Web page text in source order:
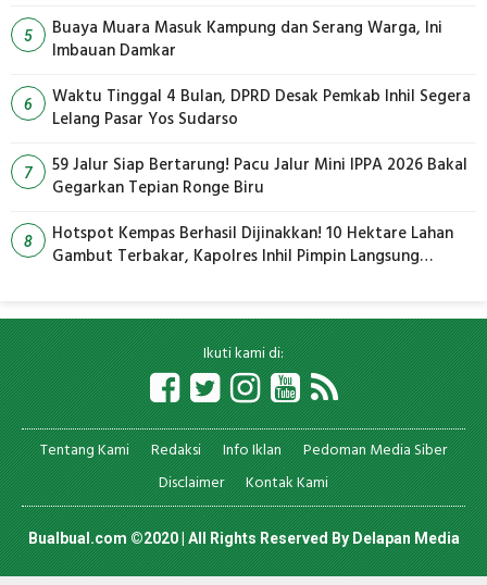
5
Buaya Muara Masuk Kampung dan Serang Warga, Ini
Imbauan Damkar
6
Waktu Tinggal 4 Bulan, DPRD Desak Pemkab Inhil Segera
Lelang Pasar Yos Sudarso
7
59 Jalur Siap Bertarung! Pacu Jalur Mini IPPA 2026 Bakal
Gegarkan Tepian Ronge Biru
8
Hotspot Kempas Berhasil Dijinakkan! 10 Hektare Lahan
Gambut Terbakar, Kapolres Inhil Pimpin Langsung
Ikuti kami di:
Tentang Kami Redaksi Info Iklan
Pedoman Media Siber
Disclaimer
Kontak Kami
Bualbual.com ©2020 | All Rights Reserved ByDelapan Media